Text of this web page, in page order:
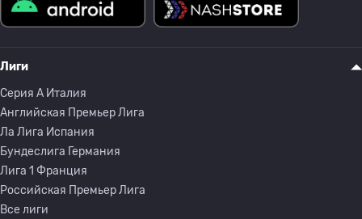
Лиги
Серия A Италия
Английская Премьер Лига
Ла Лига Испания
Бундеслига Германия
Лига 1 Франция
Российская Премьер Лига
Все лиги